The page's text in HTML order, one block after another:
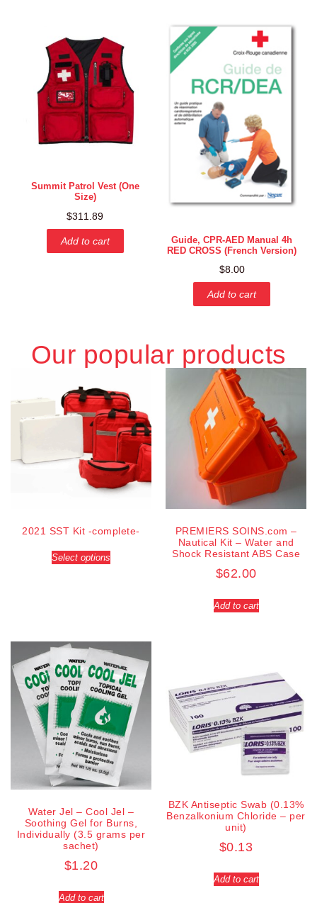
Summit Patrol Vest (One
Size)
$311.89
Add to cart
Guide, CPR-AED Manual 4h
RED CROSS (French Version)
$8.00
Add to cart
Our popular products
2021 SST Kit -complete-
Select options
PREMIERS SOINS.com –
Nautical Kit – Water and
Shock Resistant ABS Case
$62.00
Add to cart
Water Jel – Cool Jel –
Soothing Gel for Burns,
Individually (3.5 grams per
sachet)
$1.20
Add to cart
BZK Antiseptic Swab (0.13%
Benzalkonium Chloride – per
unit)
$0.13
Add to cart